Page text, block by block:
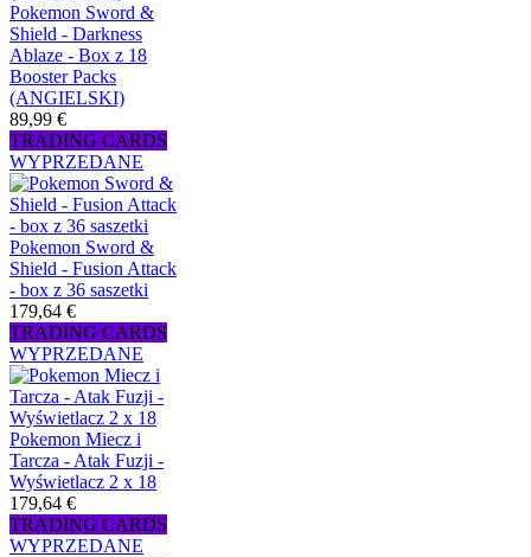
Pokemon Sword &
Shield - Darkness
Ablaze - Box z 18
Booster Packs
(ANGIELSKI)
89,99 €
TRADING CARDS
WYPRZEDANE
Pokemon Sword &
Shield - Fusion Attack
- box z 36 saszetki
179,64 €
TRADING CARDS
WYPRZEDANE
Pokemon Miecz i
Tarcza - Atak Fuzji -
Wyświetlacz 2 x 18
179,64 €
TRADING CARDS
WYPRZEDANE